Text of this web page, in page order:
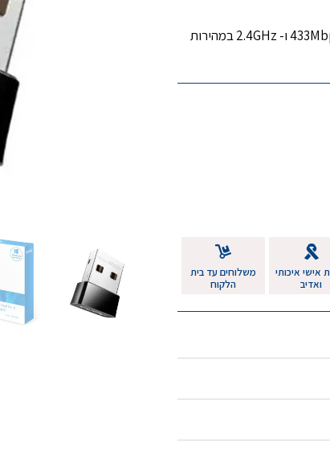
מתאים לשני תדרי הרשת האלחוטית, 5GHz במהירות עד 433Mbps ו- 2.4GHz במהירות
אישי איכותי
ואדיב
משלוחים עד בית
הלקוח